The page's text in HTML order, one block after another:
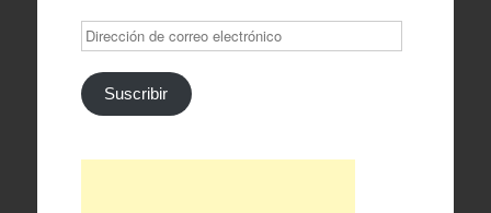
Dirección
de
correo
electrónico
Suscribir